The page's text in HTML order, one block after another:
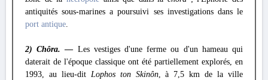
antiquités sous-marines a poursuivi ses investigations dans le
port antique.
2) Chôra.— Les vestiges d'une ferme ou d'un hameau qui
daterait de l'époque classique ont été partiellement explorés, en
1993, au lieu-dit Lophos ton Skinôn, à 7,5 km de la ville